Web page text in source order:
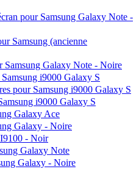
pour Samsung Galaxy Note -
Samsung (ancienne
Samsung Galaxy Note - Noire
i9000 Galaxy S
pour Samsung i9000 Galaxy S
i9000 Galaxy S
Galaxy Ace
Galaxy - Noire
- Noir
Galaxy Note
Galaxy - Noire